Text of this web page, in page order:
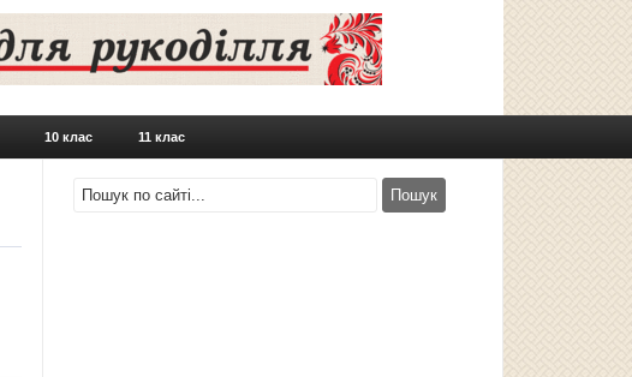
10 клас 11 клас